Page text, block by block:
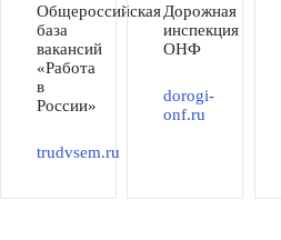
Общероссийская
база
вакансий
«Работа
в
России»
trudvsem.ru
Дорожная
инспекция
ОНФ
dorogi-
onf.ru